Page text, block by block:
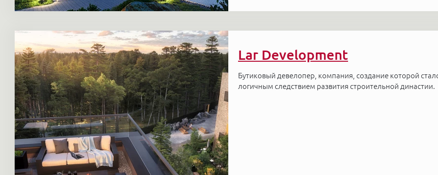
Lar Development
Бутиковый девелопер, компания, создание которой
логичным следствием развития строительной династии.